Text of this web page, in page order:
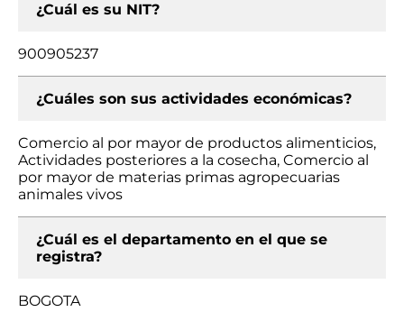
¿Cuál es su NIT?
900905237
¿Cuáles son sus actividades económicas?
Comercio al por mayor de productos alimenticios,
Actividades posteriores a la cosecha, Comercio al
por mayor de materias primas agropecuarias
animales vivos
¿Cuál es el departamento en el que se
registra?
BOGOTA